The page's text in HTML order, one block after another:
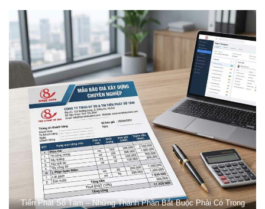
Tiến Phát Số Tám – Những Thành Phần Bắt Buộc Phải Có Trong